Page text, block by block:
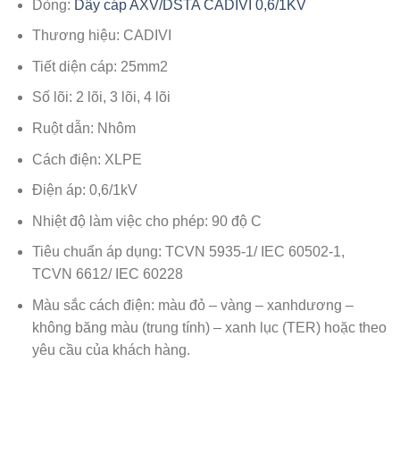
Dòng: Dây cáp AXV/DSTA CADIVI 0,6/1KV
Thương hiệu: CADIVI
Tiết diện cáp: 25mm2
Số lõi: 2 lõi, 3 lõi, 4 lõi
Ruột dẫn: Nhôm
Cách điện: XLPE
Điện áp: 0,6/1kV
Nhiệt độ làm việc cho phép: 90 độ C
Tiêu chuẩn áp dụng: TCVN 5935-1/ IEC 60502-1,
TCVN 6612/ IEC 60228
Màu sắc cách điện: màu đỏ – vàng – xanhdương –
không băng màu (trung tính) – xanh lục (TER) hoặc theo
yêu cầu của khách hàng.